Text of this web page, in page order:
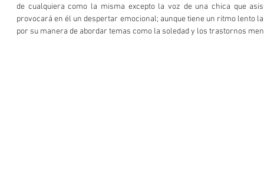
de cualquiera como la misma excepto la voz de una chica que
provocará en él un despertar emocional; aunque tiene un ritmo lento
por su manera de abordar temas como la soledad y los trastornos